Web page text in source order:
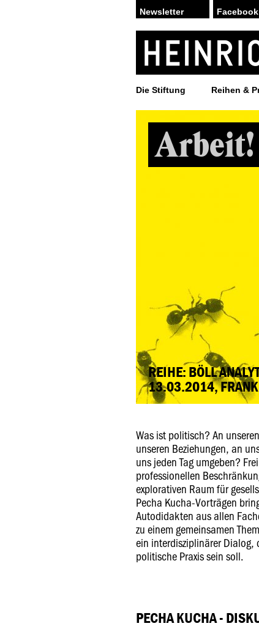
Facebook
Die Stiftung Reihen &
Arbeit!
REIHE: BÖLL
13.03.2014,
Was ist politisch? An
unseren Beziehungen, an
uns jeden Tag umgeben?
professionellen
explorativen Raum für
Pecha Kucha-Vorträgen
Autodidakten aus allen
zu einem gemeinsamen
ein interdisziplinärer Dialog,
politische Praxis sein soll.
PECHA KUCHA -